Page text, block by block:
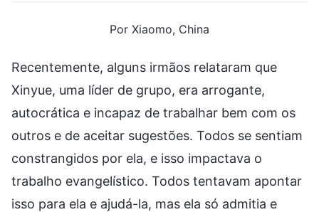
Por Xiaomo, China
Recentemente, alguns irmãos relataram que
Xinyue, uma líder de grupo, era arrogante,
autocrática e incapaz de trabalhar bem com os
outros e de aceitar sugestões. Todos se sentiam
constrangidos por ela, e isso impactava o
trabalho evangelístico. Todos tentavam apontar
isso para ela e ajudá-la, mas ela só admitia e